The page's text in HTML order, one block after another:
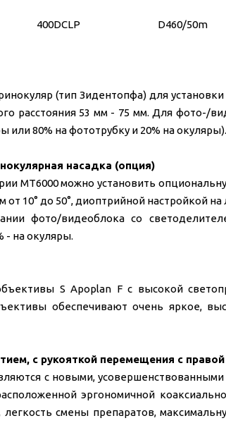
400DCLP D460/50m
(тип Зидентопфа) для
расстояния 53 мм - 75 мм. Для фото-/
или 80% на фототрубку и 20% на окуляры).
насадка (опция)
MT6000 можно установить
от 10° до 50°, диоптрийной настройкой
фото/видеоблока со
- на окуляры.
S Apoplan F с высокой
обеспечивают очень яркое,
с рукояткой перемещения с
с новыми,
эргономичной
легкость смены препаратов,